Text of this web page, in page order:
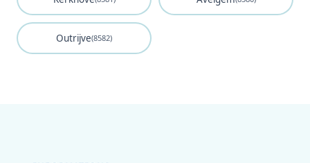
Outrijve(8582)